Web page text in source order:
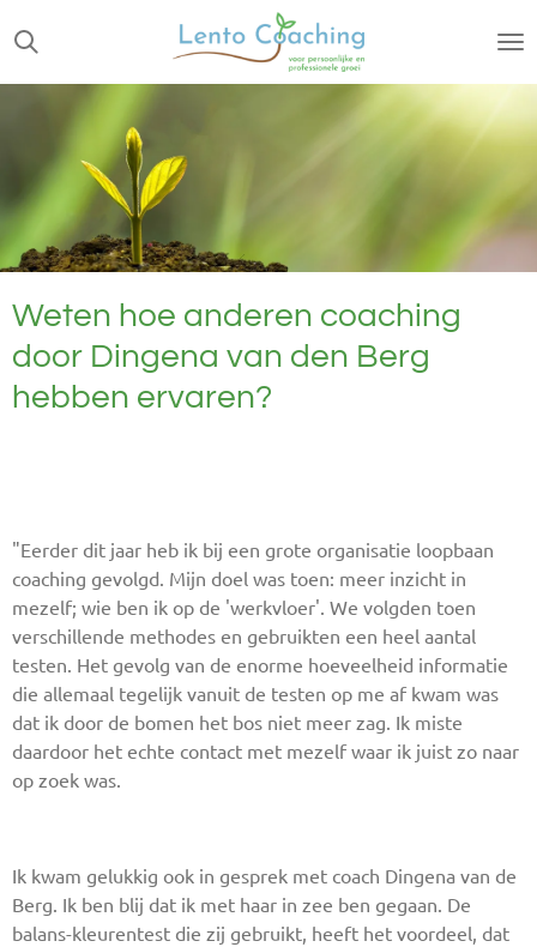
Ga
direct
naar
hoofdinhoud
Weten hoe anderen coaching
door Dingena van den Berg
hebben ervaren?
"Eerder dit jaar heb ik bij een grote organisatie loopbaan
coaching gevolgd. Mijn doel was toen: meer inzicht in
mezelf; wie ben ik op de 'werkvloer'. We volgden toen
verschillende methodes en gebruikten een heel aantal
testen. Het gevolg van de enorme hoeveelheid informatie
die allemaal tegelijk vanuit de testen op me af kwam was
dat ik door de bomen het bos niet meer zag. Ik miste
daardoor het echte contact met mezelf waar ik juist zo naar
op zoek was.
Ik kwam gelukkig ook in gesprek met coach Dingena van de
Berg. Ik ben blij dat ik met haar in zee ben gegaan. De
balans-kleurentest die zij gebruikt, heeft het voordeel, dat